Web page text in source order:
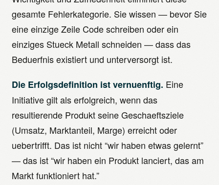
gesamte Fehlerkategorie. Sie wissen — bevor Sie
eine einzige Zeile Code schreiben oder ein
einziges Stueck Metall schneiden — dass das
Beduerfnis existiert und unterversorgt ist.
Die Erfolgsdefinition ist vernuenftig. Eine
Initiative gilt als erfolgreich, wenn das
resultierende Produkt seine Geschaeftsziele
(Umsatz, Marktanteil, Marge) erreicht oder
uebertrifft. Das ist nicht “wir haben etwas gelernt”
— das ist “wir haben ein Produkt lanciert, das am
Markt funktioniert hat.”